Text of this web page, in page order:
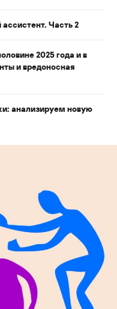
Часть 2
2025 года и в
и вредоносная
анализируем новую